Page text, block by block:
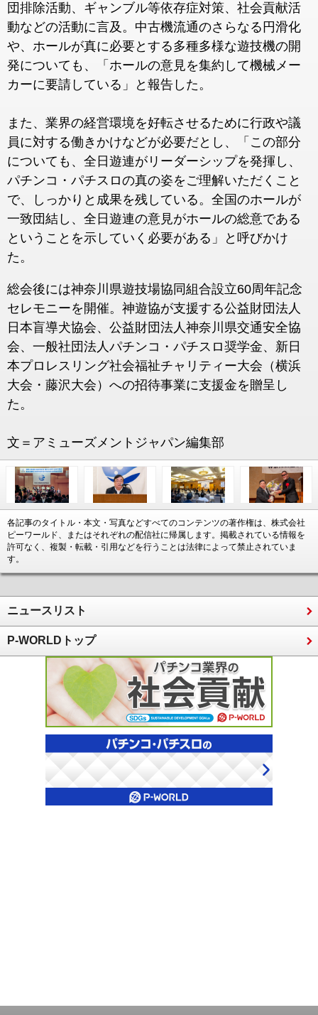
団排除活動、ギャンブル等依存症対策、社会貢献活
動などの活動に言及。中古機流通のさらなる円滑化
や、ホールが真に必要とする多種多様な遊技機の開
発についても、「ホールの意見を集約して機械メー
カーに要請している」と報告した。
また、業界の経営環境を好転させるために行政や議
員に対する働きかけなどが必要だとし、「この部分
についても、全日遊連がリーダーシップを発揮し、
パチンコ・パチスロの真の姿をご理解いただくこと
で、しっかりと成果を残している。全国のホールが
一致団結し、全日遊連の意見がホールの総意である
ということを示していく必要がある」と呼びかけ
た。
総会後には神奈川県遊技場協同組合設立60周年記念
セレモニーを開催。神遊協が支援する公益財団法人
日本盲導犬協会、公益財団法人神奈川県交通安全協
会、一般社団法人パチンコ・パチスロ奨学金、新日
本プロレスリング社会福祉チャリティー大会（横浜
大会・藤沢大会）への招待事業に支援金を贈呈し
た。
文＝アミューズメントジャパン編集部
各記事のタイトル・本文・写真などすべてのコンテンツの著作権は、株式会社
ピーワールド、またはそれぞれの配信社に帰属します。掲載されている情報を
許可なく、複製・転載・引用などを行うことは法律によって禁止されていま
す。
ニュースリスト
P-WORLDトップ